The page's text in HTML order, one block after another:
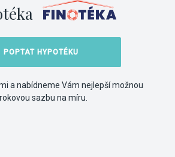
POPTAT HYPOTÉKU
a nabídneme Vám nejlepší možnou
sazbu na míru.